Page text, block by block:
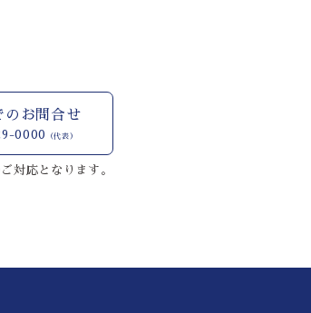
のお問合せ
0000 （代表）
対応となります。